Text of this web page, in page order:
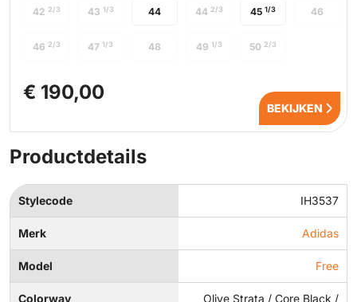
44 45 1/3
42 2/3 43 1/3 44 2/3 46
46 2/3 47 1/3 48 49 1/3 50 2/3
€ 190,00
BEKIJKEN
Productdetails
Stylecode IH3537
Merk Adidas
Model Free
Colorway Olive Strata / Core Black /